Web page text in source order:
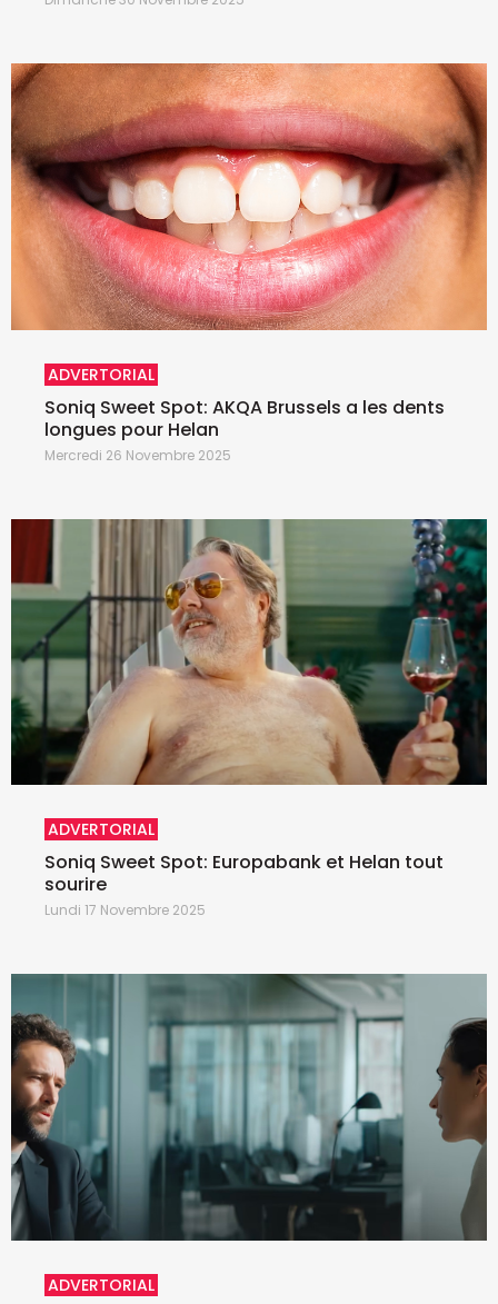
ADVERTORIAL
Soniq Sweet Spot: AKQA Brussels a les dents
longues pour Helan
Mercredi 26 Novembre 2025
ADVERTORIAL
Soniq Sweet Spot: Europabank et Helan tout
sourire
Lundi 17 Novembre 2025
ADVERTORIAL